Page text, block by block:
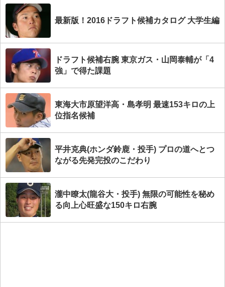
最新版！2016ドラフト候補カタログ 大学生編
ドラフト候補右腕 東京ガス・山岡泰輔が「4
強」で得た課題
東海大市原望洋高・島孝明 最速153キロの上
位指名候補
平井克典(ホンダ鈴鹿・投手) プロの道へとつ
ながる先発完投のこだわり
瀧中瞭太(龍谷大・投手) 無限の可能性を秘め
る向上心旺盛な150キロ右腕